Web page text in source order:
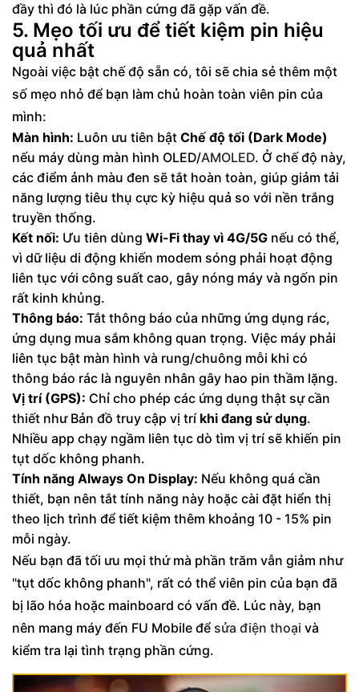
đầy thì đó là lúc phần cứng đã gặp vấn đề.
5. Mẹo tối ưu để tiết kiệm pin hiệu
quả nhất
Ngoài việc bật chế độ sẵn có, tôi sẽ chia sẻ thêm một
số mẹo nhỏ để bạn làm chủ hoàn toàn viên pin của
mình:
Màn hình: Luôn ưu tiên bật Chế độ tối (Dark Mode)
nếu máy dùng màn hình OLED/AMOLED. Ở chế độ này,
các điểm ảnh màu đen sẽ tắt hoàn toàn, giúp giảm tải
năng lượng tiêu thụ cực kỳ hiệu quả so với nền trắng
truyền thống.
Kết nối: Ưu tiên dùng Wi-Fi thay vì 4G/5G nếu có thể,
vì dữ liệu di động khiến modem sóng phải hoạt động
liên tục với công suất cao, gây nóng máy và ngốn pin
rất kinh khủng.
Thông báo: Tắt thông báo của những ứng dụng rác,
ứng dụng mua sắm không quan trọng. Việc máy phải
liên tục bật màn hình và rung/chuông mỗi khi có
thông báo rác là nguyên nhân gây hao pin thầm lặng.
Vị trí (GPS): Chỉ cho phép các ứng dụng thật sự cần
thiết như Bản đồ truy cập vị trí khi đang sử dụng.
Nhiều app chạy ngầm liên tục dò tìm vị trí sẽ khiến pin
tụt dốc không phanh.
Tính năng Always On Display: Nếu không quá cần
thiết, bạn nên tắt tính năng này hoặc cài đặt hiển thị
theo lịch trình để tiết kiệm thêm khoảng 10 - 15% pin
mỗi ngày.
Nếu bạn đã tối ưu mọi thứ mà phần trăm vẫn giảm như
"tụt dốc không phanh", rất có thể viên pin của bạn đã
bị lão hóa hoặc mainboard có vấn đề. Lúc này, bạn
nên mang máy đến FU Mobile để sửa điện thoại và
kiểm tra lại tình trạng phần cứng.